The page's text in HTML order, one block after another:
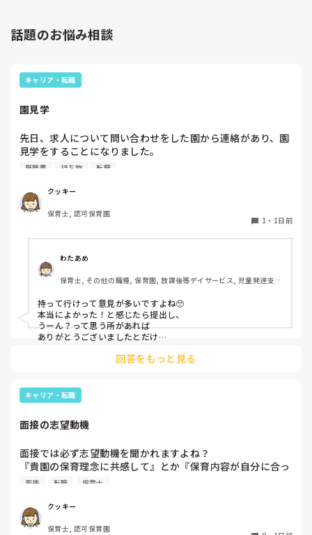
話題のお悩み相談
キャリア・転職
園見学
先日、求人について問い合わせをした園から連絡があり、園
見学をすることになりました。
私としては求人に応募したという認識ですが、『園見学をご
問しましたが、見学なので特にありませんとのこと
このような場合は本当に見学だけで終了なのでしょうか？
でしょうか？
履歴書 持ち物 転職
クッキー
保育士, 認可保育園
1 ・ 1日前
わたあめ
保育士, その他の職種, 保育園, 放課後等デイサービス, 児童発達支援
持って行けって意見が多いですよね🥺
本当によかった！と感じたら提出し、
うーん？って思う所があれば
ありがとうございましたとだけ
回答をもっと見る
キャリア・転職
面接の志望動機
面接では必ず志望動機を聞かれますよね？
『貴園の保育理念に共感して』とか『保育内容が自分に合っ
てると思いました』等々が多いかと思いますが、実際はどう
私自身、園の雰囲気とか園の規模、保育内容は勘案しますが
正直なところ、家から通いやすいか、給与はどうか…という
ところに重きを置いています
面接 転職 保育士
クッキー
保育士, 認可保育園